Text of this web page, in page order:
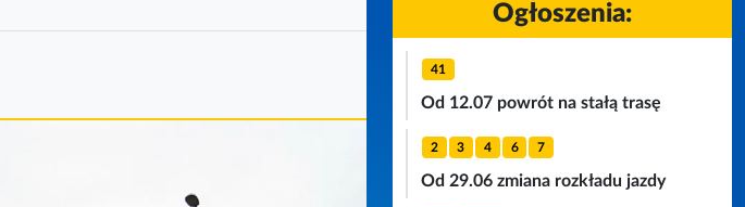
Ogłoszenia:
41
Od 12.07 powrót na stałą trasę
2 3 4 6 7
Od 29.06 zmiana rozkładu jazdy